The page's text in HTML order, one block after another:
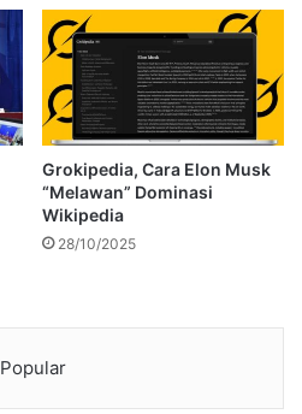
Grokipedia, Cara Elon Musk
“Melawan” Dominasi
Wikipedia
28/10/2025
Popular